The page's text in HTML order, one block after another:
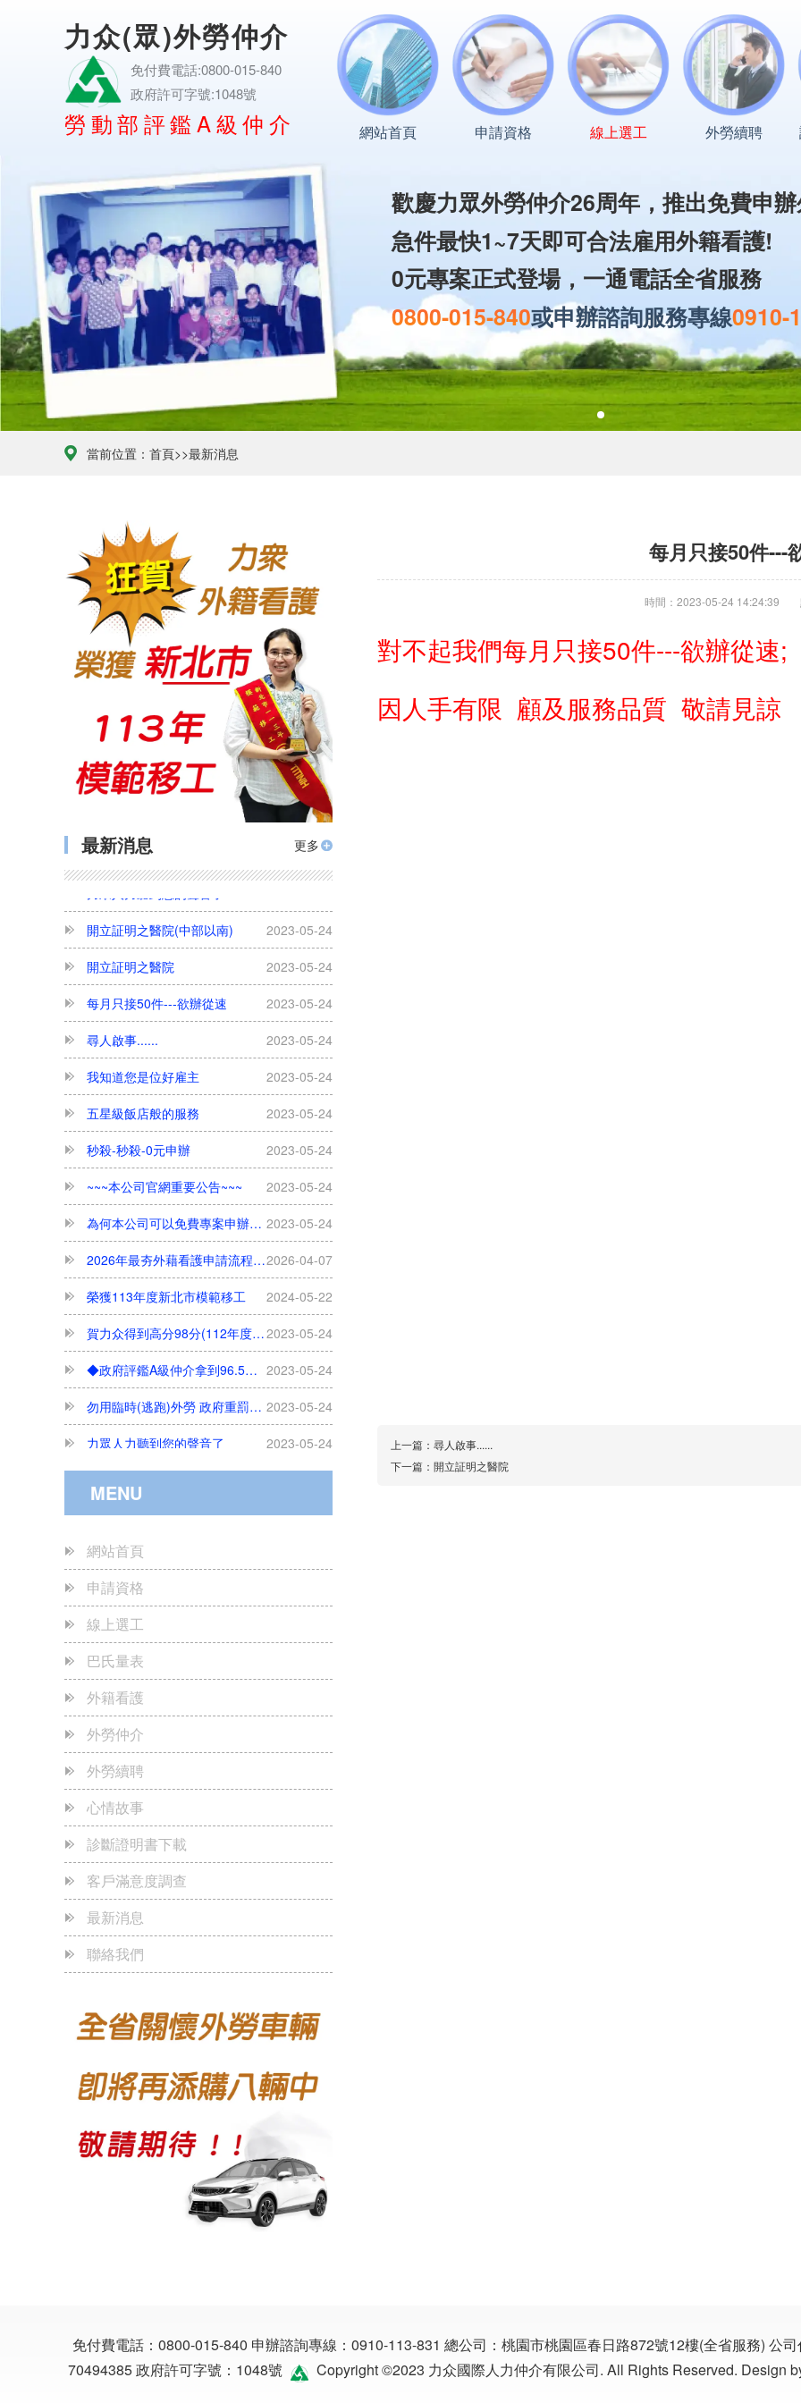
力众(眾)外勞仲介
免付費電話:0800-015-840
政府許可字號:1048號
勞動部評鑑A級仲介 網站首頁 申請資格 線上選工 外勞續聘
歡慶力眾外勞仲介26周年， 推出免費申辦
急件最快1~7天即可合法雇用外籍看護!
0元專案正式登場，一通電話全省服務
0800-015-840或申辦諮詢服務專線0910-
當前位置： 首頁>>最新消息
更多
最新消息
2026-04-07
2026年最夯外藉看護申請流程、合法聘僱條件與巴氏量表評估完整解析
2024-05-22
榮獲113年度新北市模範移工
2023-05-24
賀力众得到高分98分(112年度政府評鑑服務品質成績高達98分/A級)
2023-05-24
◆政府評鑑A級仲介拿到96.5高分◆ 賀本集團另一公司 力眾國際事業有限公司
2023-05-24
勿用臨時(逃跑)外勞 政府重罰75萬
力眾人力聽到您的聲音了
開立証明之醫院(中部以南)
2023-05-24
開立証明之醫院
2023-05-24
每月只接50件---欲辦從速
2023-05-24
尋人啟事......
2023-05-24
我知道您是位好雇主
2023-05-24
五星級飯店般的服務
2023-05-24
秒殺-秒殺-0元申辦
2023-05-24
~~~本公司官網重要公告~~~
2023-05-24
為何本公司可以免費專案申辦外勞看護?
2026-04-07
2026年最夯外藉看護申請流程、合法聘僱條件與巴氏量表評估完整解析
2024-05-22
榮獲113年度新北市模範移工
2023-05-24
賀力众得到高分98分(112年度政府評鑑服務品質成績高達98分/A級)
2023-05-24
◆政府評鑑A級仲介拿到96.5高分◆ 賀本集團另一公司 力眾國際事業有限公司
2023-05-24
勿用臨時(逃跑)外勞 政府重罰75萬
2023-05-24
力眾人力聽到您的聲音了
2023-05-24
開立証明之醫院(中部以南)
開立証明之醫院
2023-05-24
每月只接50件---欲辦從速
尋人啟事......
我知道您是位好雇主
五星級飯店般的服務
秒殺-秒殺-0元申辦
~~~本公司官網重要公告~~~
為何本公司可以免費專案申辦外勞看護?
MENU
網站首頁
申請資格
線上選工
巴氏量表
外籍看護
外勞仲介
外勞續聘
心情故事
診斷證明書下載
客戶滿意度調查
最新消息
聯絡我們
每月只接50件---
時間：2023-05-24 14:24:39
對不起我們每月只接50件---欲辦從速;
因人手有限 顧及服務品質 敬請見諒
上一篇： 尋人啟事......
下一篇： 開立証明之醫院
免付費電話： 0800-015-840 申辦諮詢專線： 0910-113-831 總公司：桃園市桃園區春日路872號12樓(全省服務) 公
70494385政府許可字號：1048號 Copyright ©2023 力众國際人力仲介有限公司. All Rights Reserved. Design